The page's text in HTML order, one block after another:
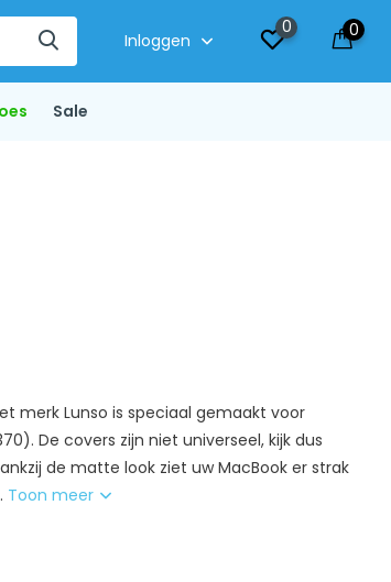
Inloggen
0 0
Sale
merk Lunso is speciaal gemaakt voor
De covers zijn niet universeel, kijk dus
de matte look ziet uw MacBook er strak
Toon meer